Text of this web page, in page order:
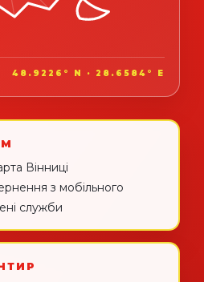
48.9226° N · 28.6584° E
Вінниці
з мобільного
служби